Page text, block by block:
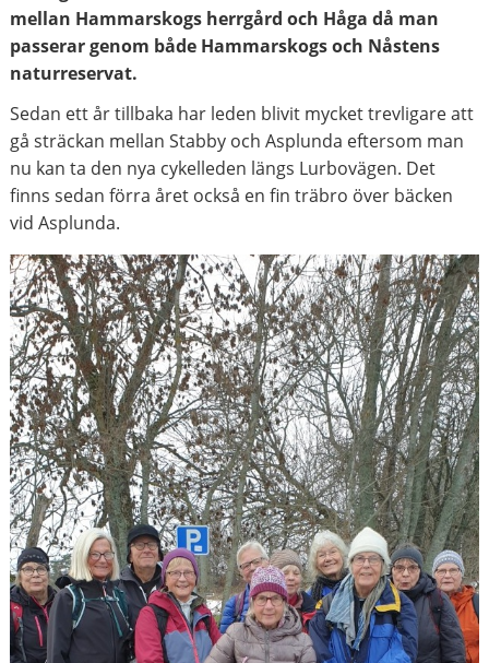
mellan Hammarskogs herrgård och Håga då man
passerar genom både Hammarskogs och Nåstens
naturreservat.
Sedan ett år tillbaka har leden blivit mycket trevligare att
gå sträckan mellan Stabby och Asplunda eftersom man
nu kan ta den nya cykelleden längs Lurbovägen. Det
finns sedan förra året också en fin träbro över bäcken
vid Asplunda.